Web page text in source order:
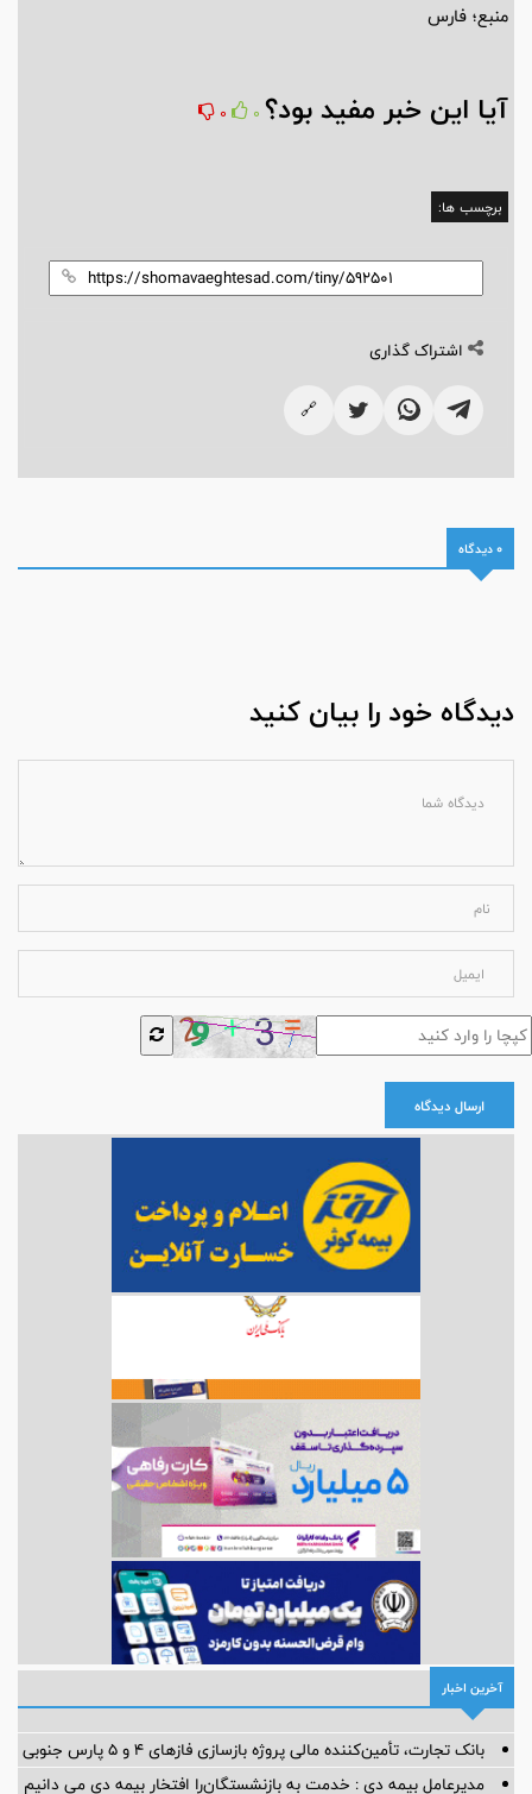
منبع؛ فارس
آیا این خبر مفید بود؟ 0
0
برچسب ها:
اشتراک گذاری
🔗
0 دیدگاه
دیدگاه خود را بیان کنید
ارسال دیدگاه
آخرین اخبار
بانک تجارت، تأمین‌کننده مالی پروژه بازسازی فازهای ۴ و ۵ پارس جنوبی
مدیرعامل بیمه دی : خدمت به بازنشستگان‌را افتخار بیمه دی می دانیم